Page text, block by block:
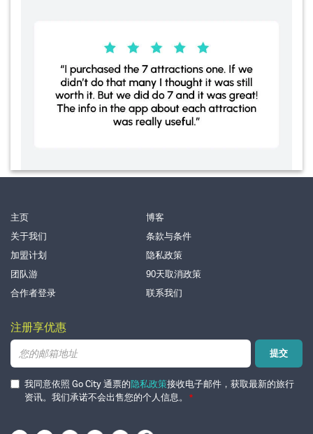
主页
博客
关于我们
条款与条件
加盟计划
隐私政策
团队游
90天取消政策
合作者登录
联系我们
注册享优惠
电
邮
提交
我同意依照 Go City 通票的 隐私政策接收电子邮件，获取最新的旅行
资讯。我们承诺不会出售您的个人信息。